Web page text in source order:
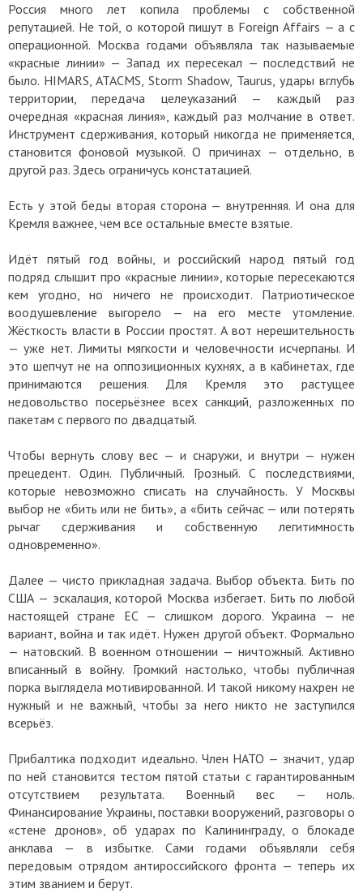
Россия много лет копила проблемы с собственной
репутацией. Не той, о которой пишут в Foreign Affairs — а с
операционной. Москва годами объявляла так называемые
«красные линии» — Запад их пересекал — последствий не
было. HIMARS, ATACMS, Storm Shadow, Taurus, удары вглубь
территории, передача целеуказаний — каждый раз
очередная «красная линия», каждый раз молчание в ответ.
Инструмент сдерживания, который никогда не применяется,
становится фоновой музыкой. О причинах — отдельно, в
другой раз. Здесь ограничусь констатацией.
Есть у этой беды вторая сторона — внутренняя. И она для
Кремля важнее, чем все остальные вместе взятые.
Идёт пятый год войны, и российский народ пятый год
подряд слышит про «красные линии», которые пересекаются
кем угодно, но ничего не происходит. Патриотическое
воодушевление выгорело — на его месте утомление.
Жёсткость власти в России простят. А вот нерешительность
— уже нет. Лимиты мягкости и человечности исчерпаны. И
это шепчут не на оппозиционных кухнях, а в кабинетах, где
принимаются решения. Для Кремля это растущее
недовольство посерьёзнее всех санкций, разложенных по
пакетам с первого по двадцатый.
Чтобы вернуть слову вес — и снаружи, и внутри — нужен
прецедент. Один. Публичный. Грозный. С последствиями,
которые невозможно списать на случайность. У Москвы
выбор не «бить или не бить», а «бить сейчас — или потерять
рычаг сдерживания и собственную легитимность
одновременно».
Далее — чисто прикладная задача. Выбор объекта. Бить по
США — эскалация, которой Москва избегает. Бить по любой
настоящей стране ЕС — слишком дорого. Украина — не
вариант, война и так идёт. Нужен другой объект. Формально
— натовский. В военном отношении — ничтожный. Активно
вписанный в войну. Громкий настолько, чтобы публичная
порка выглядела мотивированной. И такой никому нахрен не
нужный и не важный, чтобы за него никто не заступился
всерьёз.
Прибалтика подходит идеально. Член НАТО — значит, удар
по ней становится тестом пятой статьи с гарантированным
отсутствием результата. Военный вес — ноль.
Финансирование Украины, поставки вооружений, разговоры о
«стене дронов», об ударах по Калининграду, о блокаде
анклава — в избытке. Сами годами объявляли себя
передовым отрядом антироссийского фронта — теперь их
этим званием и берут.